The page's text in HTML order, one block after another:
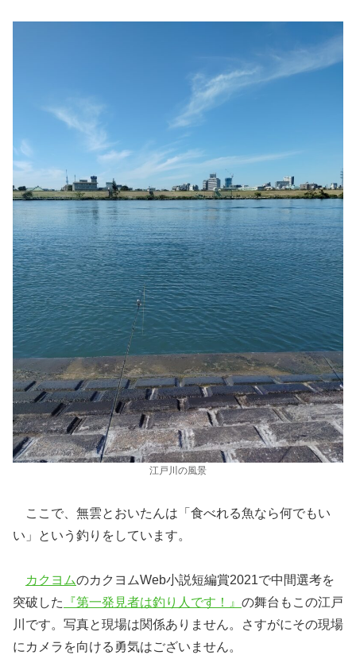
江戸川の風景
ここで、無雲とおいたんは「食べれる魚なら何でもい
い」という釣りをしています。
カクヨムのカクヨムWeb小説短編賞2021で中間選考を
突破した
『第一発見者は釣り人です！』 の舞台もこの江戸
川です。写真と現場は関係ありません。さすがにその現場
にカメラを向ける勇気はございません。